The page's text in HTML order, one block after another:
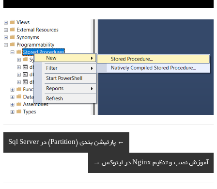
← پارتیشن بندی (Partition) در Sql Server
آموزش نصب و تنظیم Nginx در لینوکس
→